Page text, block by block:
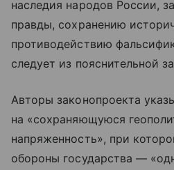
наследия народов России,
правды, сохранению
противодействию
следует из пояснительной
Авторы законопроекта
на «сохраняющуюся
напряженность», при
обороны государства —